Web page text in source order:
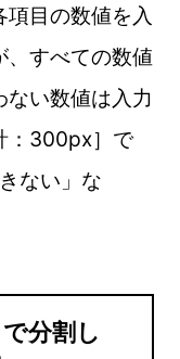
目の数値を入
、すべての数値
い数値は入力
：300px］で
ない」な
分割し